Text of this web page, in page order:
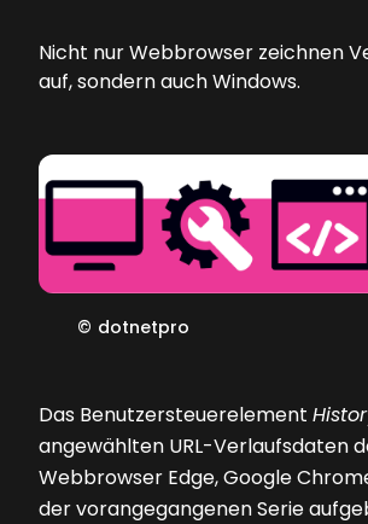
Nicht nur Webbrowser zeichnen
auf, sondern auch Windows.
© dotnetpro
Das Benutzersteuerelement
angewählten URL-Verlaufsdaten
Webbrowser Edge, Google
der vorangegangenen Serie